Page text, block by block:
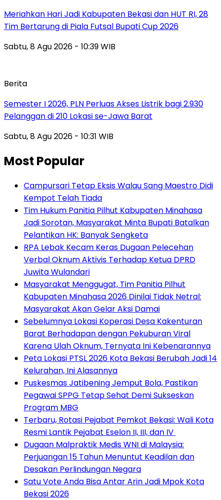
Meriahkan Hari Jadi Kabupaten Bekasi dan HUT RI, 28
Tim Bertarung di Piala Futsal Bupati Cup 2026
Sabtu, 8 Agu 2026 - 10:39 WIB
Berita
Semester I 2026, PLN Perluas Akses Listrik bagi 2.930
Pelanggan di 210 Lokasi se-Jawa Barat
Sabtu, 8 Agu 2026 - 10:31 WIB
Most Popular
Campursari Tetap Eksis Walau Sang Maestro Didi
Kempot Telah Tiada
Tim Hukum Panitia Pilhut Kabupaten Minahasa
Jadi Sorotan, Masyarakat Minta Bupati Batalkan
Pelantikan HK: Banyak Sengketa
RPA Lebak Kecam Keras Dugaan Pelecehan
Verbal Oknum Aktivis Terhadap Ketua DPRD
Juwita Wulandari
Masyarakat Menggugat, Tim Panitia Pilhut
Kabupaten Minahasa 2026 Dinilai Tidak Netral:
Masyarakat Akan Gelar Aksi Damai
Sebelumnya Lokasi Koperasi Desa Kakenturan
Barat Berhadapan dengan Pekuburan Viral
Karena Ulah Oknum, Ternyata Ini Kebenarannya
Peta Lokasi PTSL 2026 Kota Bekasi Berubah Jadi 14
Kelurahan, Ini Alasannya
Puskesmas Jatibening Jemput Bola, Pastikan
Pegawai SPPG Tetap Sehat Demi Sukseskan
Program MBG
‎Terbaru, Rotasi Pejabat Pemkot Bekasi: Wali Kota
Resmi Lantik Pejabat Eselon II, III, dan IV ‎
‎Dugaan Malpraktik Medis WNI di Malaysia:
Perjuangan 15 Tahun Menuntut Keadilan dan
Desakan Perlindungan Negara
Satu Vote Anda Bisa Antar Arin Jadi Mpok Kota
Bekasi 2026